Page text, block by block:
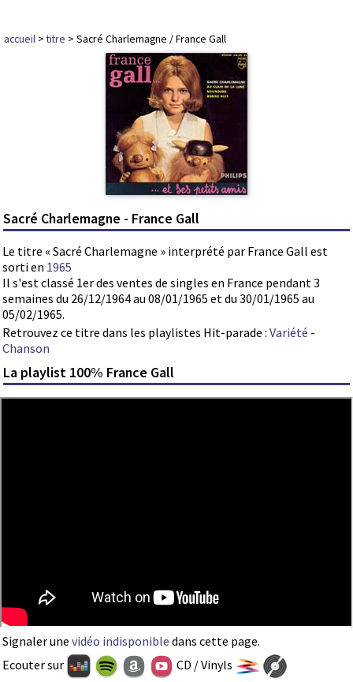
accueil >titre > Sacré Charlemagne / France Gall
Sacré Charlemagne - France Gall
Le titre « Sacré Charlemagne » interprété par France Gall est
sorti en 1965
Il s'est classé 1er des ventes de singles en France pendant 3
semaines du 26/12/1964 au 08/01/1965 et du 30/01/1965 au
05/02/1965.
Retrouvez ce titre dans les playlistes Hit-parade : Variété -
Chanson
La playlist 100% France Gall
Signaler une vidéo indisponible dans cette page.
Ecouter sur
CD / Vinyls